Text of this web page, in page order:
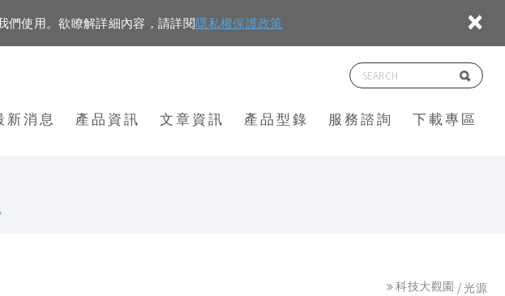
們使用。欲瞭解詳細內容，請詳閱隱私權保護政策 ×
新消息 產品資訊 文章資訊 產品型錄 服務諮詢 下載專區
科技大觀園 光源